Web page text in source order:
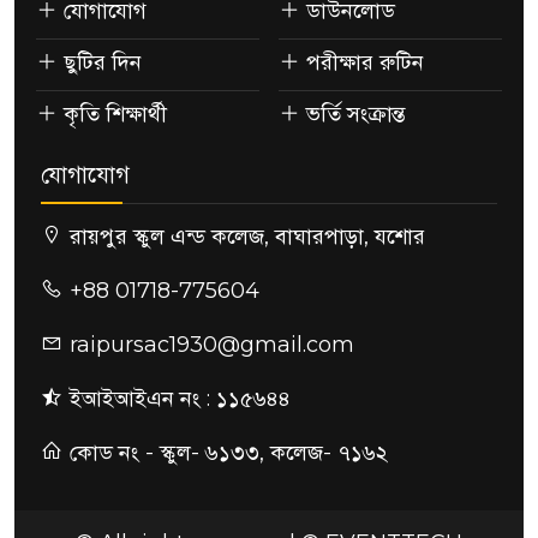
যোগাযোগ
ছুটির দিন
কৃতি শিক্ষার্থী
ডাউনলোড
পরীক্ষার রুটিন
ভর্তি সংক্রান্ত
যোগাযোগ
রায়পুর স্কুল এন্ড কলেজ, বাঘারপাড়া, যশোর
+88 01718-775604
raipursac1930@gmail.com
ইআইআইএন নং : ১১৫৬৪৪
কোড নং - স্কুল- ৬১৩৩, কলেজ- ৭১৬২